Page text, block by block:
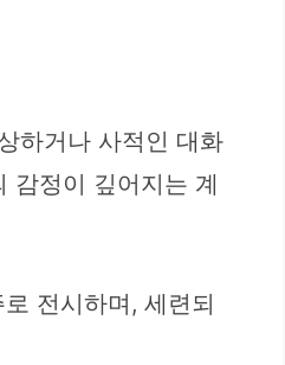
하거나 사적인 대화
감정이 깊어지는 계
전시하며, 세련되